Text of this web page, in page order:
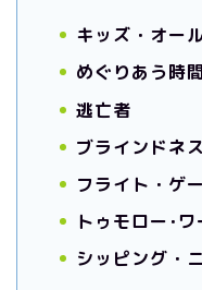
キッズ・オー
めぐりあう時
逃亡者
ブラインドネス
フライト・ゲ
トゥモロー･ワ
シッピング・